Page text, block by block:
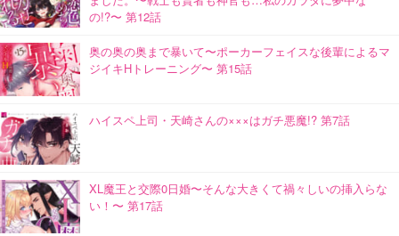
の!?〜 第12話
奥の奥の奥まで暴いて〜ポーカーフェイスな後輩によるマ
ジイキHトレーニング〜 第15話
ハイスペ上司・天崎さんの×××はガチ悪魔!? 第7話
XL魔王と交際0日婚〜そんな大きくて禍々しいの挿入らな
い！〜 第17話